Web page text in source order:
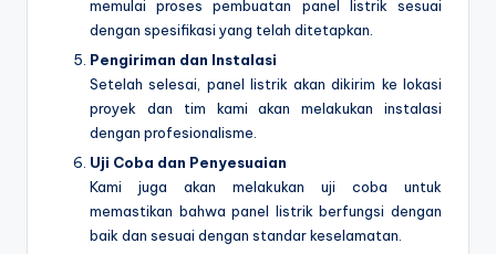
memulai proses pembuatan panel listrik sesuai
dengan spesifikasi yang telah ditetapkan.
Pengiriman dan Instalasi
Setelah selesai, panel listrik akan dikirim ke lokasi
proyek dan tim kami akan melakukan instalasi
dengan profesionalisme.
Uji Coba dan Penyesuaian
Kami juga akan melakukan uji coba untuk
memastikan bahwa panel listrik berfungsi dengan
baik dan sesuai dengan standar keselamatan.